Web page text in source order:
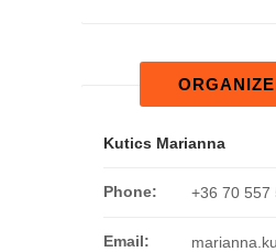
Kutics Marianna
Phone: +36 70 557
Email: